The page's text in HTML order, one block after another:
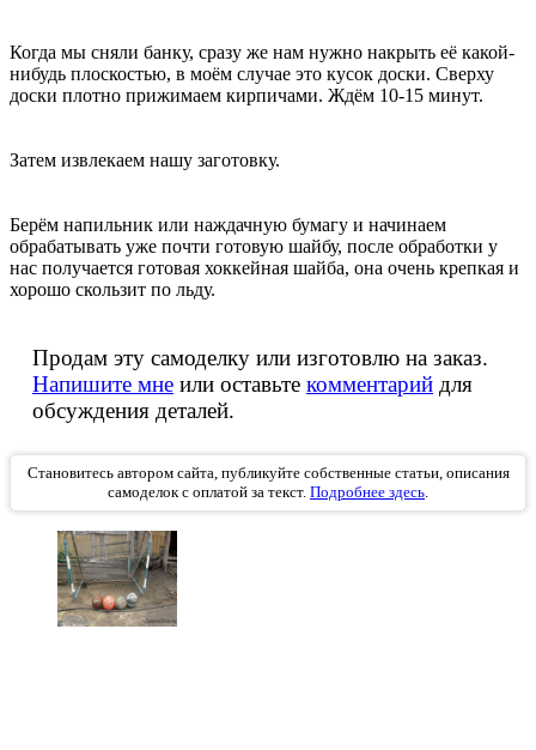
Когда мы сняли банку, сразу же нам нужно накрыть её какой-
нибудь плоскостью, в моём случае это кусок доски. Сверху
доски плотно прижимаем кирпичами. Ждём 10-15 минут.
Затем извлекаем нашу заготовку.
Берём напильник или наждачную бумагу и начинаем
обрабатывать уже почти готовую шайбу, после обработки у
нас получается готовая хоккейная шайба, она очень крепкая и
хорошо скользит по льду.
Продам эту самоделку или изготовлю на заказ.
Напишите мне или оставьте комментарий для
обсуждения деталей.
Становитесь автором сайта, публикуйте собственные статьи, описания
самоделок с оплатой за текст. Подробнее здесь.